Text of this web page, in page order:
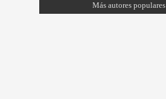
Más autores populares